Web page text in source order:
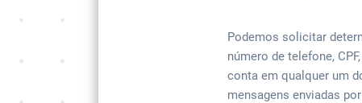
Podemos solicitar
número de telefone,
conta em qualquer um
mensagens enviadas